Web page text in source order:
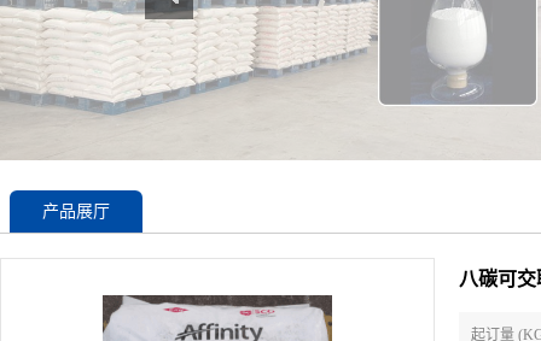
产品展厅
八碳可交
起订量